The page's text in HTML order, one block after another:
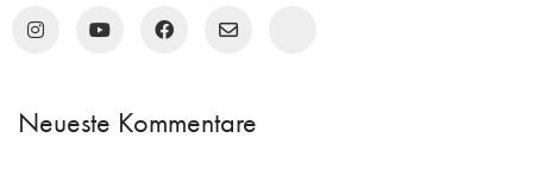
Neueste Kommentare